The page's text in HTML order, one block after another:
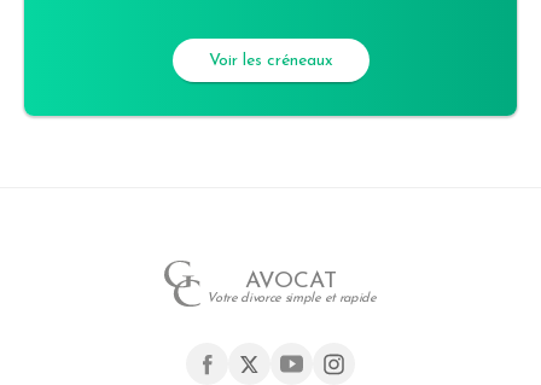
Voir les créneaux
AVOCAT
Votre divorce simple et rapide